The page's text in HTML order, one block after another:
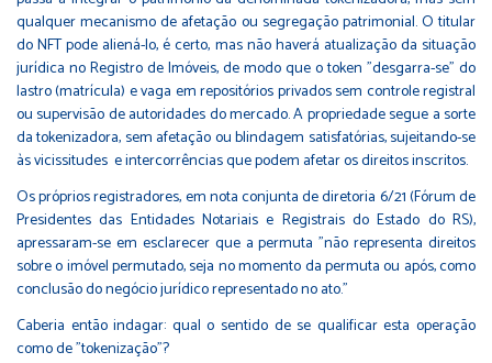
qualquer mecanismo de afetação ou segregação patrimonial. O titular
do NFT pode aliená-lo, é certo, mas não haverá atualização da situação
jurídica no Registro de Imóveis, de modo que o token "desgarra-se" do
lastro (matrícula) e vaga em repositórios privados sem controle registral
ou supervisão de autoridades do mercado. A propriedade segue a sorte
da tokenizadora, sem afetação ou blindagem satisfatórias, sujeitando-se
às vicissitudes e intercorrências que podem afetar os direitos inscritos.
Os próprios registradores, em nota conjunta de diretoria 6/21 (Fórum de
Presidentes das Entidades Notariais e Registrais do Estado do RS),
apressaram-se em esclarecer que a permuta "não representa direitos
sobre o imóvel permutado, seja no momento da permuta ou após, como
conclusão do negócio jurídico representado no ato."
Caberia então indagar: qual o sentido de se qualificar esta operação
como de "tokenização"?